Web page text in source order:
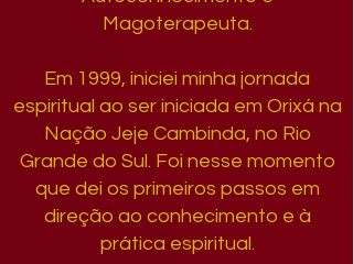
Magoterapeuta.
Em 1999, iniciei minha jornada
espiritual ao ser iniciada em Orixá na
Nação Jeje Cambinda, no Rio
Grande do Sul. Foi nesse momento
que dei os primeiros passos em
direção ao conhecimento e à
prática espiritual.